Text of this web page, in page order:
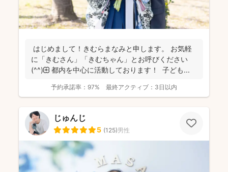
はじめまして！きむらまなみと申します。 お気軽
に「きむさん」「きむちゃん」とお呼びください
(^^)🌼 都内を中心に活動しております！ 子ども...
予約承諾率： 97% 最終アクティブ： 3日以内
じゅんじ
5 (125)男性